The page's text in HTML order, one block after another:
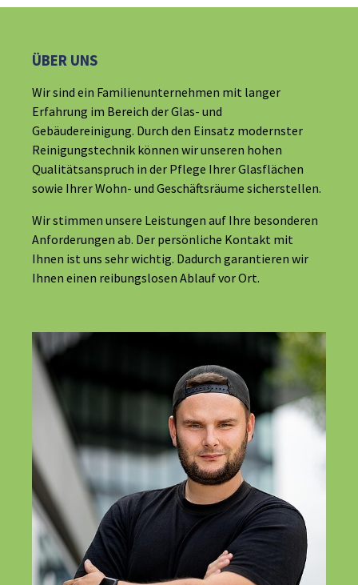
ÜBER UNS
Wir sind ein Familienunternehmen mit langer
Erfahrung im Bereich der Glas- und
Gebäudereinigung. Durch den Einsatz modernster
Reinigungstechnik können wir unseren hohen
Qualitätsanspruch in der Pflege Ihrer Glasflächen
sowie Ihrer Wohn- und Geschäftsräume sicherstellen.
Wir stimmen unsere Leistungen auf Ihre besonderen
Anforderungen ab. Der persönliche Kontakt mit
Ihnen ist uns sehr wichtig. Dadurch garantieren wir
Ihnen einen reibungslosen Ablauf vor Ort.